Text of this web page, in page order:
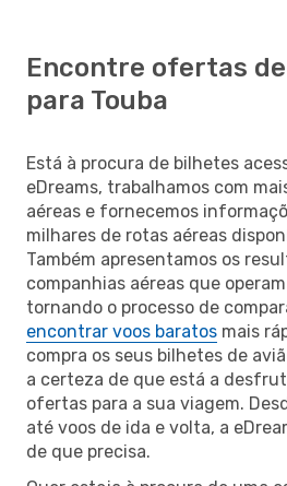
Encontre ofertas
para Touba
Está à procura de bilhetes
eDreams, trabalhamos com
aéreas e fornecemos
milhares de rotas aéreas
Também apresentamos os
companhias aéreas que
tornando o processo de
encontrar voos baratos mais
compra os seus bilhetes de
a certeza de que está a
ofertas para a sua viagem.
até voos de ida e volta, a
de que precisa.